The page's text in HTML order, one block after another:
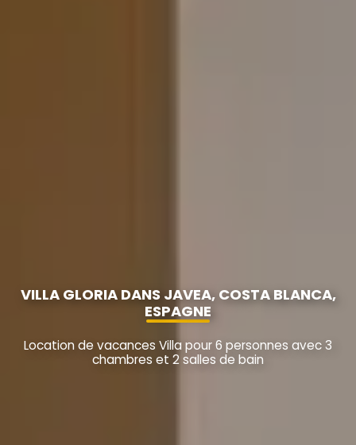
VILLA GLORIA DANS JAVEA, COSTA BLANCA,
ESPAGNE
Location de vacances Villa pour 6 personnes avec 3
chambres et 2 salles de bain